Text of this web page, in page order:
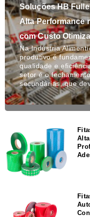
Soluções HB
Alta Performance
com Custo
Na Indústria
produtivo é
qualidade e
setor é o
secundárias, que